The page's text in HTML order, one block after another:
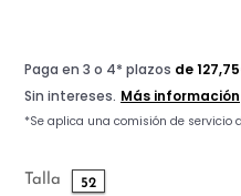
Talla 52